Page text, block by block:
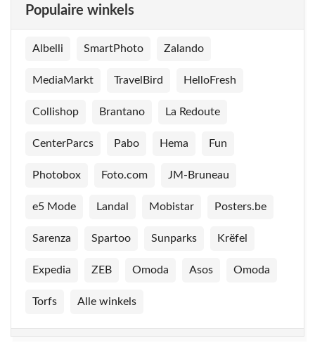
Populaire winkels
Albelli SmartPhoto Zalando
MediaMarkt TravelBird HelloFresh
Collishop Brantano La Redoute
CenterParcs Pabo Hema Fun
Photobox Foto.com JM-Bruneau
e5 Mode Landal Mobistar Posters.be
Sarenza Spartoo Sunparks Krëfel
Expedia ZEB Omoda Asos Omoda
Torfs Alle winkels